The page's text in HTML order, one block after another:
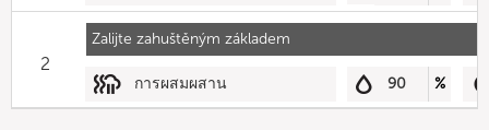
Zalijte zahuštěným základem
2
การผสมผสาน 90 %